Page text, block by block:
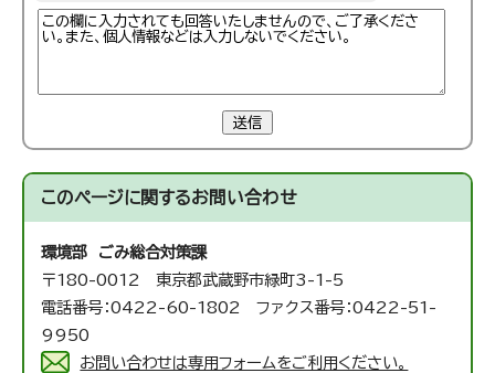
送信
このページに関するお問い合わせ
環境部 ごみ総合対策課
〒180-0012 東京都武蔵野市緑町3-1-5
電話番号：0422-60-1802 ファクス番号：0422-51-
9950
お問い合わせは専用フォームをご利用ください。